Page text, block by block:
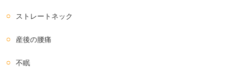
ストレートネック
産後の腰痛
不眠